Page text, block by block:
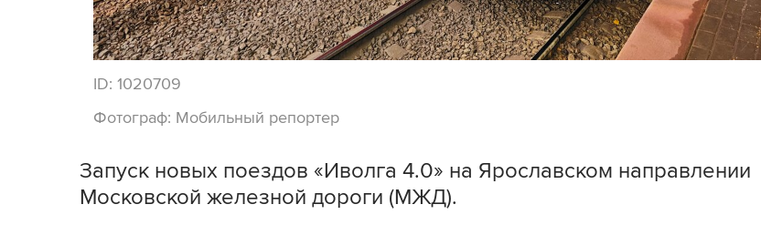
ID: 1020709
Фотограф: Мобильный репортер
Запуск новых поездов «Иволга 4.0» на Ярославском направлении
Московской железной дороги (МЖД).